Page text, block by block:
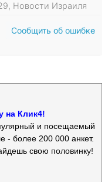
Новости Израиля
Сообщить об ошибке
на Клик4!
и посещаемый
- более 200 000 анкет.
свою половинку!